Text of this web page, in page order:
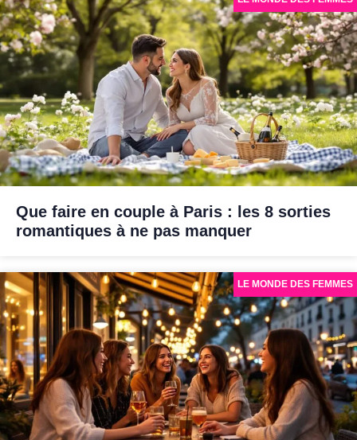
Que faire en couple à Paris : les 8 sorties
romantiques à ne pas manquer
LE MONDE DES FEMMES